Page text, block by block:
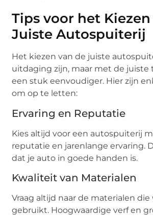
Tips voor het
Juiste Autospuiterij
Het kiezen van de juiste
uitdaging zijn, maar met de juiste
een stuk eenvoudiger. Hier zijn
om op te letten:
Ervaring en Reputatie
Kies altijd voor een autospuiterij
reputatie en jarenlange ervaring.
dat je auto in goede handen is.
Kwaliteit van Materialen
Vraag altijd naar de materialen die
gebruikt. Hoogwaardige verf en